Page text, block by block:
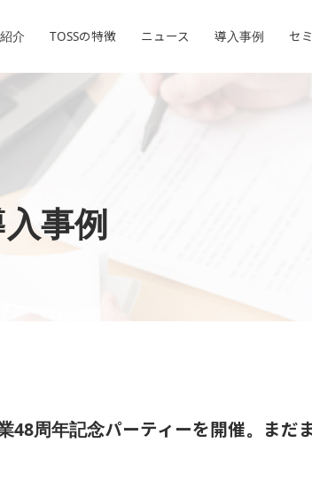
介 TOSSの特徴 ニュース 導入事例 セ
事例
48周年記念パーティーを開催。まだ